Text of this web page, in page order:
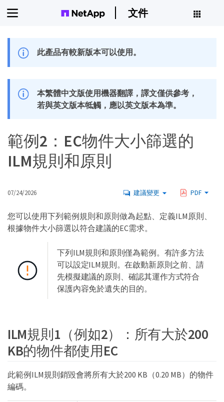
文件
此產品有較新版本可以使用。
本繁體中文版使用機器翻譯，譯文僅供參考，
若與英文版本牴觸，應以英文版本為準。
範例2：EC物件大小篩選的
ILM規則和原則
07/24/2026 建議變更 PDF
您可以使用下列範例規則和原則做為起點、定義ILM原則、
根據物件大小篩選以符合建議的EC需求。
下列ILM規則和原則僅為範例。有許多方法
可以設定ILM規則。在啟動新原則之前、請
先模擬建議的原則、確認其運作方式符合
保護內容免於遺失的目的。
ILM規則1（例如2）：所有大於200
KB的物件都使用EC
此範例ILM規則銷毀會將所有大於200 KB（0.20 MB）的物件
編碼。